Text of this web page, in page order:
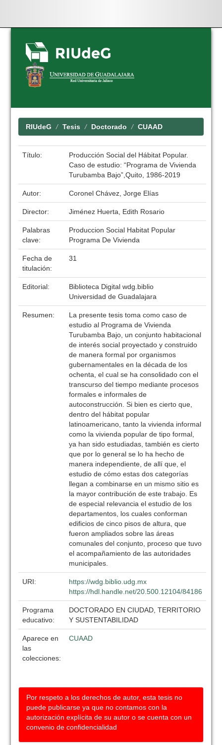
Skip
navigation
RIUdeG Tesis Doctorado CUAAD
Título:
Producción Social del Hábitat Popular.
Caso de estudio: “Programa de Vivienda
Turubamba Bajo”,Quito, 1986-2019
Autor: Coronel Chávez, Jorge Elías
Director: Jiménez Huerta, Edith Rosario
Palabras
clave:
Produccion Social Habitat Popular
Programa De Vivienda
Fecha de
titulación:
31
Editorial:
Biblioteca Digital wdg.biblio
Universidad de Guadalajara
Resumen:
La presente tesis toma como caso de
estudio al Programa de Vivienda
Turubamba Bajo, un conjunto habitacional
de interés social proyectado y construido
de manera formal por organismos
gubernamentales en la década de los
ochenta, el cual se ha consolidado con el
transcurso del tiempo mediante procesos
formales e informales de
autoconstrucción. Si bien es cierto que,
dentro del hábitat popular
latinoamericano, tanto la vivienda informal
como la vivienda popular de tipo formal,
ya han sido estudiadas, también es cierto
que por lo general se lo ha hecho de
manera independiente, de allí que, el
estudio de cómo estas dos categorías
llegan a combinarse en un mismo sitio es
la mayor contribución de este trabajo. Es
de especial relevancia el estudio de los
departamentos, los cuales conforman
edificios de cinco pisos de altura, que
fueron ampliados sobre las áreas
comunales del conjunto, proceso que tuvo
el acompañamiento de las autoridades
municipales.
URI:
https://wdg.biblio.udg.mx
https://hdl.handle.net/20.500.12104/84186
Programa
educativo:
DOCTORADO EN CIUDAD, TERRITORIO
Y SUSTENTABILIDAD
Aparece en
las
colecciones:
CUAAD
Por respeto a los derechos de autor, esta tesis no
puede publicarse ya que no contamos con la
autorización explícita de su autor o se cuenta con un
convenio de confidencialidad